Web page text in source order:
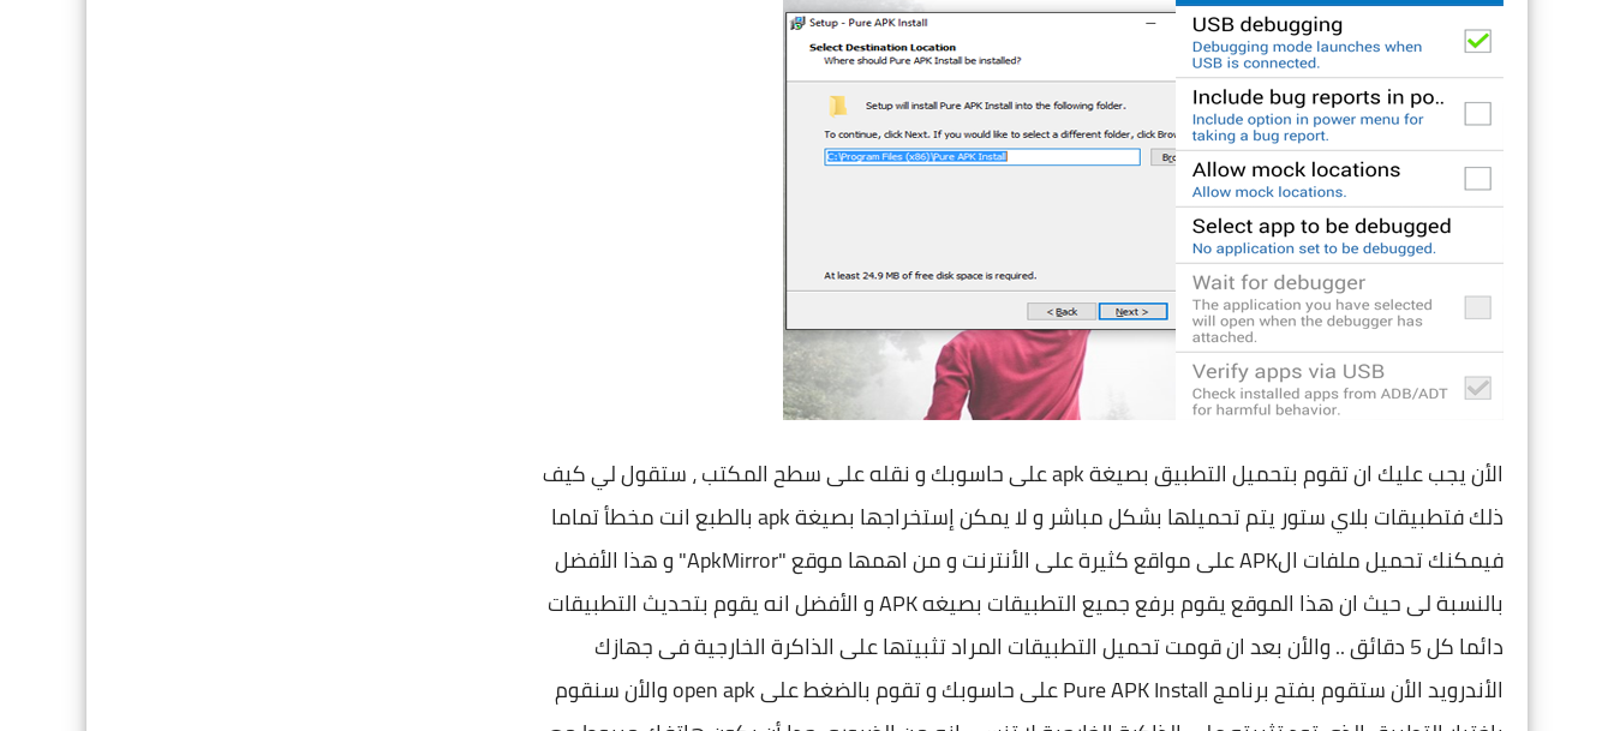
الأن يجب عليك ان تقوم بتحميل التطبيق بصيغة apk على حاسوبك و نقله على سطح المكتب ، ستقول لي كيف
ذلك فتطبيقات بلاي ستور يتم تحميلها بشكل مباشر و لا يمكن إستخراجها بصيغة apk بالطبع انت مخطأ تماما
فيمكنك تحميل ملفات الAPK على مواقع كثيرة على الأنترنت و من اهمها موقع "ApkMirror" و هذا الأفضل
بالنسبة لى حيث ان هذا الموقع يقوم برفع جميع التطبيقات بصيغه APK و الأفضل انه يقوم بتحديث التطبيقات
دائما كل 5 دقائق .. والأن بعد ان قومت تحميل التطبيقات المراد تثبيتها على الذاكرة الخارجية فى جهازك
الأندرويد الأن ستقوم بفتح برنامج Pure APK Install على حاسوبك و تقوم بالضغط على open apk والأن سنقوم